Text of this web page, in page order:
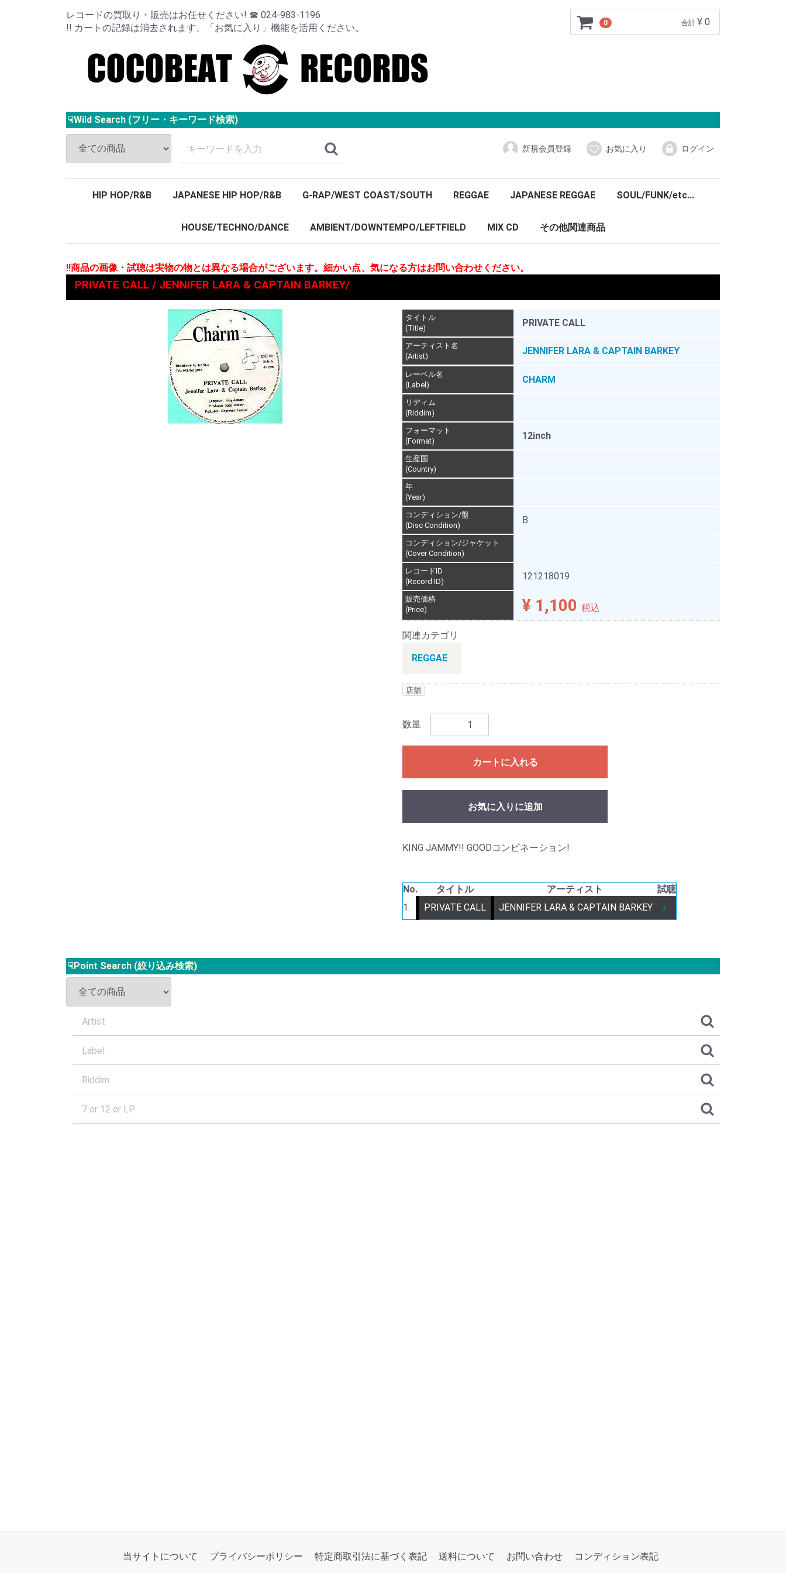
レコードの買取り・販売はお任せください! ☎ 024-983-1196
!! カートの記録は消去されます、「お気に入り」機能を活用ください。
0 合計 ¥ 0
☟Wild Search (フリー・キーワード検索)
新規会員登録 お気に入り ログイン
HIP HOP/R&B JAPANESE HIP HOP/R&B G-RAP/WEST COAST/SOUTH REGGAE JAPANESE REGGAE SOUL/FUNK/etc...
HOUSE/TECHNO/DANCE AMBIENT/DOWNTEMPO/LEFTFIELD MIX CD その他関連商品
!!商品の画像・試聴は実物の物とは異なる場合がございます。細かい点、気になる方はお問い合わせください。
PRIVATE CALL / JENNIFER LARA & CAPTAIN BARKEY/
タイトル
(Title)
PRIVATE CALL
アーティスト名
(Artist)
JENNIFER LARA & CAPTAIN BARKEY
レーベル名
(Label)
CHARM
リディム
(Riddim)
フォーマット
(Format)
12inch
生産国
(Country)
年
(Year)
コンディション/盤
(Disc Condition)
B
コンディション/ジャケット
(Cover Condition)
レコードID
(Record ID)
121218019
販売価格
(Price)
¥ 1,100 税込
関連カテゴリ
REGGAE
店舗
数量
カートに入れる
お気に入りに追加
KING JAMMY!! GOODコンビネーション!
No. タイトル アーティスト
試聴
1.
PRIVATE CALL JENNIFER LARA & CAPTAIN BARKEY ♪
☟Point Search (絞り込み検索)
当サイトについて プライバシーポリシー 特定商取引法に基づく表記 送料について お問い合わせ コンディション表記